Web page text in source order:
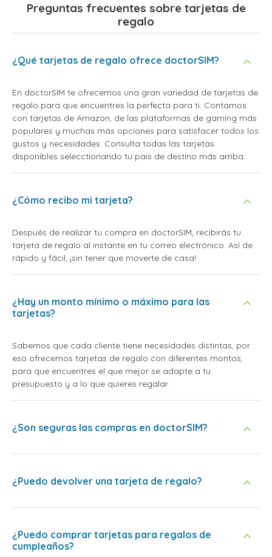
Preguntas frecuentes sobre tarjetas de
regalo
¿Qué tarjetas de regalo ofrece doctorSIM?
En doctorSIM te ofrecemos una gran variedad de tarjetas de
regalo para que encuentres la perfecta para ti. Contamos
con tarjetas de Amazon, de las plataformas de gaming más
populares y muchas más opciones para satisfacer todos los
gustos y necesidades. Consulta todas las tarjetas
disponibles selecctionando tu pais de destino más arriba.
¿Cómo recibo mi tarjeta?
Después de realizar tu compra en doctorSIM, recibirás tu
tarjeta de regalo al instante en tu correo electrónico. Así de
rápido y fácil, ¡sin tener que moverte de casa!
¿Hay un monto mínimo o máximo para las
tarjetas?
Sabemos que cada cliente tiene necesidades distintas, por
eso ofrecemos tarjetas de regalo con diferentes montos,
para que encuentres el que mejor se adapte a tu
presupuesto y a lo que quieres regalar.
¿Son seguras las compras en doctorSIM?
¿Puedo devolver una tarjeta de regalo?
¿Puedo comprar tarjetas para regalos de
cumpleaños?